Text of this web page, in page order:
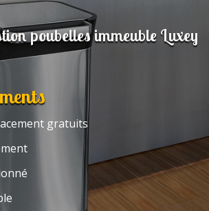
poubelles immeuble Luxey
gratuits